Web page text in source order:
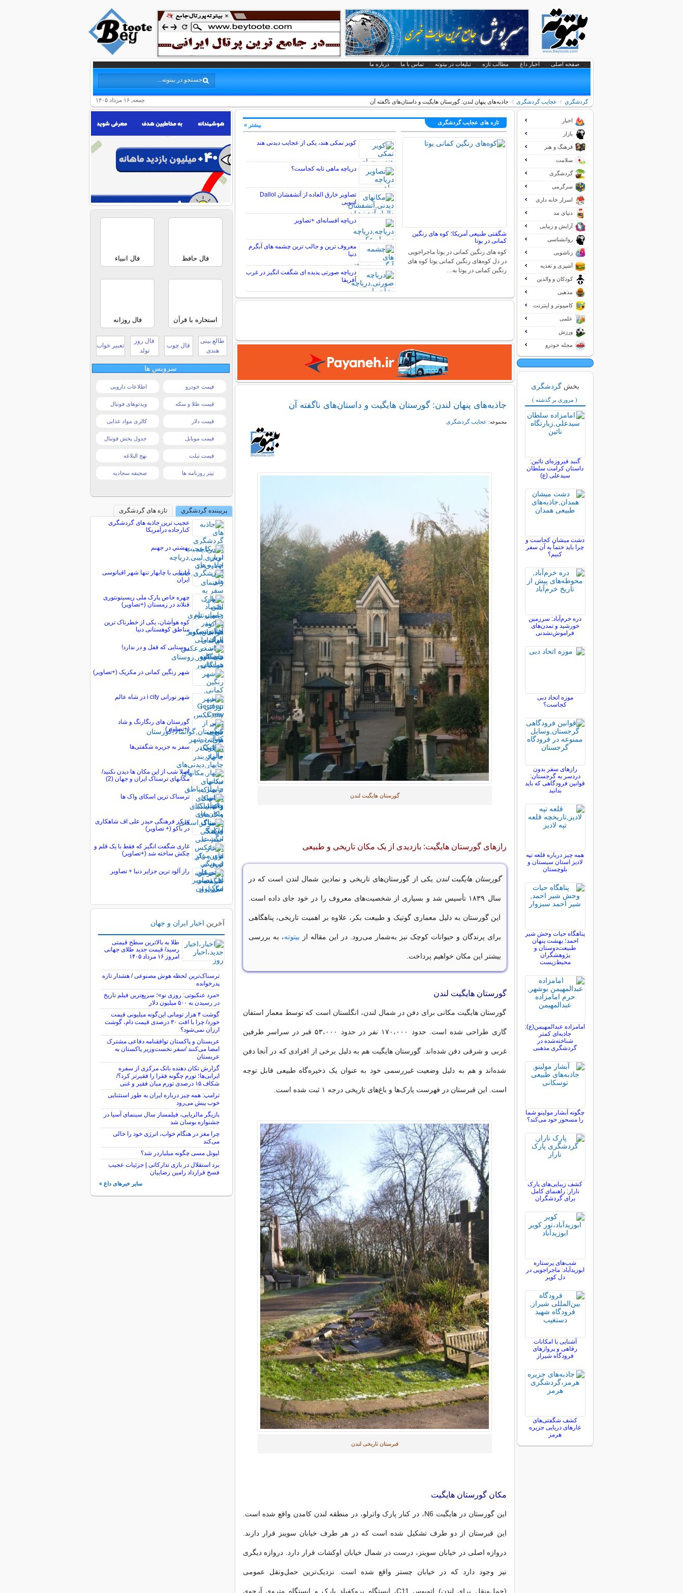
صفحه اصلی اخبار داغ مطالب تازه تبلیغات در بیتوته تماس با ما درباره ما
جمعه, ۱۶ مرداد ۱۴۰۵ گردشگري عجایب گردشگری جاذبه‌های پنهان لندن: گورستان هایگیت و داستان‌های ناگفته آن
تازه های عجایب گردشگری
شگفتی طبیعی آمریکا؛ کوه های رنگین
کمانی در یوتا
کوه های رنگین کمانی در یوتا ماجراجویی
در دل کوه‌های رنگین کمانی یوتا کوه های
رنگین کمانی در یوتا به…
کویر نمکی هند، یکی از عجایب دیدنی هند
دریاچه ماهی تابه کجاست؟
تصاویر خارق العاده از آتشفشان Dallol
اتیوپی
دریاچه افسانه‌ای +تصاویر
معروف ترین و جالب ترین چشمه های آبگرم
دنیا
دریاچه صورتی پدیده ای شگفت انگیز در غرب
آفریقا
بیشتر »
جاذبه‌های پنهان لندن: گورستان هایگیت و داستان‌های ناگفته آن
مجموعه: عجایب گردشگری
گورستان هایگیت لندن
رازهای گورستان هایگیت: بازدیدی از یک مکان تاریخی و طبیعی
گورستان هایگیت لندن یکی از گورستان‌های تاریخی و نمادین شمال لندن است که در
سال ۱۸۳۹ تأسیس شد و بسیاری از شخصیت‌های معروف را در خود جای داده است.
این گورستان به دلیل معماری گوتیک و طبیعت بکر، علاوه بر اهمیت تاریخی، پناهگاهی
برای پرندگان و حیوانات کوچک نیز به‌شمار می‌رود. در این مقاله از بیتوته، به بررسی
بیشتر این مکان خواهیم پرداخت.
گورستان هایگیت لندن
گورستان هایگیت مکانی برای دفن در شمال لندن، انگلستان است که توسط معمار استفان
گاری طراحی شده است. حدود ۱۷۰،۰۰۰ نفر در حدود ۵۳،۰۰۰ قبر در سراسر طرفین
غربی و شرقی دفن شده‌اند. گورستان هایگیت هم به دلیل برخی از افرادی که در آنجا دفن
شده‌اند و هم به دلیل وضعیت غیررسمی خود به عنوان یک ذخیره‌گاه طبیعی قابل توجه
است. این قبرستان در فهرست پارک‌ها و باغ‌های تاریخی درجه ۱ ثبت شده است.
قبرستان تاریخی لندن
مکان گورستان هایگیت
این گورستان در هایگیت N6، در کنار پارک واترلو، در منطقه لندن کامدن واقع شده است.
این قبرستان از دو طرف تشکیل شده است که در هر طرف خیابان سوینز قرار دارند.
دروازه اصلی در خیابان سوینز، درست در شمال خیابان اوکشات قرار دارد. دروازه دیگری
نیز وجود دارد که در خیابان چستر واقع شده است. نزدیک‌ترین حمل‌ونقل عمومی
(حمل‌ونقل برای لندن) اتوبوس C11، ایستگاه بروکفیلد پارک و ایستگاه متروی آرچوی
اخبار
بازار
فرهنگ و هنر
سلامت
گردشگری
سرگرمی
اسرار خانه داری
دنیای مد
آرایش و زیبایی
روانشناسی
زناشویی
آشپزی و تغذیه
کودکان و والدین
مذهبی
کامپیوتر و اینترنت
علمی
ورزش
مجله خودرو
بخش گردشگری
( مروری بر گذشته )
گنبد فیروزه‌ای نائین:
داستان کرامت سلطان
سیدعلی (ع)
دشت میشان کجاست و
چرا باید حتماً به آن سفر
کنیم؟
دره خرم‌آباد: سرزمین
خورشید و تمدن‌های
فراموش‌نشدنی
موزه اتحاد دبی
کجاست؟
رازهای سفر بدون
دردسر به گرجستان:
قوانین فرودگاهی که باید
بدانید
همه چیز درباره قلعه تپه
لادیز استان سیستان و
بلوچستان
پناهگاه حیات وحش شیر
احمد؛ بهشت پنهان
طبیعت‌دوستان و
پژوهشگران
محیط‌زیست
امامزاده عبدالمهیمن(ع):
جاذبه‌ای کمتر
شناخته‌شده در
گردشگری مذهبی
چگونه آبشار مولینو شما
را مسحور خود می‌کند؟
کشف زیبایی‌های پارک
نارار: راهنمای کامل
برای گردشگران
شب‌های پرستاره
ابوزیدآباد: ماجراجویی در
دل کویر
آشنایی با امکانات
رفاهی و پروازهای
فرودگاه شیراز
کشف شگفتی‌های
غارهای دریایی جزیره
هرمز
فال حافظ فال انبیاء
استخاره با قرآن فال روزانه
طالع بینی
هندی
فال چوب
فال روز
تولد
تعبیر خواب
سرویس ها
قیمت خودرو اطلاعات دارویی
قیمت طلا و سکه ویدئوهای فوتبال
قیمت دلار کالری مواد غذایی
قیمت موبایل جدول پخش فوتبال
قیمت تبلت نهج البلاغه
تیتر روزنامه ها صحیفه سجادیه
پربیننده گردشگري
تازه های گردشگری
عجیب ترین جاذبه های گردشگری
کنارجاده درآمریکا
بهشتي در جهنم
آشنایی با چابهار تنها شهر اقیانوسی
ایران
چهره خاص پارک ملی ریسیتونتوری
فنلاند در زمستان (+تصاویر)
کوه هوآشان، یکی از خطرناک ترین
مناطق کوهستانی دنیا
روستایی که قفل و در ندارد!
شهر رنگین کمانی در مکزیک (+تصاویر)
شهر نورانی i city در شاه عالم
گورستان های رنگارنگ و شاد
(+تصاویر)
سفر به جزیره شگفتی‌ها
اصلا شب از این مکان ها دیدن نکنید/
مکانهای ترسناک ایران و جهان (2)
ترسناک ترین اسکای واک ها
مرکز فرهنگی حیدر علی اف شاهکاری
در باکو (+ تصاویر)
غاری شگفت انگیز که فقط با یک قلم و
چکش ساخته شد (+تصاویر)
راز آلود ترین جزایر دنیا + تصاویر
آخرین اخبار ایران و جهان
طلا به بالاترین سطح قیمتی
رسید/ قیمت جدید طلای جهانی
امروز ۱۶ مرداد ۱۴۰۵
ترسناک‌ترین لحظه هوش مصنوعی / هشدار تازه
پدرخوانده
«مرد عنکبوتی: روزی نو»؛ سریع‌ترین فیلم تاریخ
در رسیدن به ۵۰۰ میلیون دلار
گوشت ۴ هزار تومانی این‌گونه میلیونی قیمت
خورد/ چرا با افت ۳۰ درصدی قیمت دام، گوشت
ارزان نمی‌شود؟
عربستان و پاکستان توافقنامه دفاعی مشترک
امضا می‌کنند /سفر نخست‌وزیر پاکستان به
عربستان
گزارش تکان‌ دهنده بانک مرکزی از سفره
ایرانی‌ها؛ تورم چگونه فقرا را فقیرتر کرد؟/
شکاف ۱۵ درصدی تورم میان فقیر و غنی
ترامپ: همه چیز درباره ایران به طور استثنایی
خوب پیش می‌رود
بازیگر مالزیایی، فیلمساز سال سینمای آسیا در
جشنواره بوسان شد
چرا مغز در هنگام خواب، انرژی خود را خالی
می‌کند
لیونل مسی چگونه میلیاردر شد؟
برد استقلال در بازی تدارکاتی | جزئیات عجیب
فسخ قرارداد رامین رضاییان
سایر خبرهای داغ »